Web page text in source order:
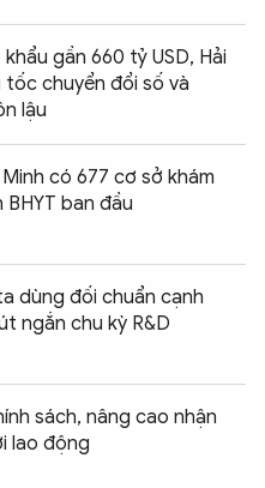
gần 660 tỷ USD, Hải
chuyển đổi số và
lậu
có 677 cơ sở khám
ban đầu
dùng đối chuẩn cạnh
ngắn chu kỳ R&D
sách, nâng cao nhận
lao động